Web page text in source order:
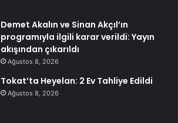
Demet Akalın ve Sinan Akçıl’ın
programıyla ilgili karar verildi: Yayın
akışından çıkarıldı
Ağustos 8, 2026
Tokat’ta Heyelan: 2 Ev Tahliye Edildi
Ağustos 8, 2026